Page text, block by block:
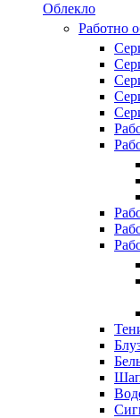
Облекло
Работно